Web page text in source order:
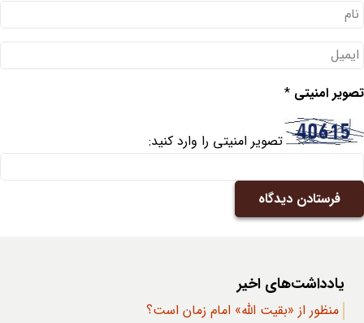
تصویر امنیتی *
تصویر امنیتی را وارد کنید:
فرستادن دیدگاه
یادداشت‌های اخیر
منظور از «بقیت الله» امام زمان است؟